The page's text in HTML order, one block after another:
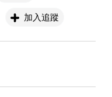
加入追蹤